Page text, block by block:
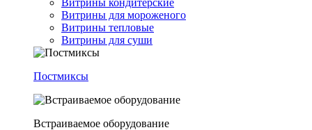
Витрины кондитерские
Витрины для мороженого
Витрины тепловые
Витрины для суши
Постмиксы
Встраиваемое оборудование